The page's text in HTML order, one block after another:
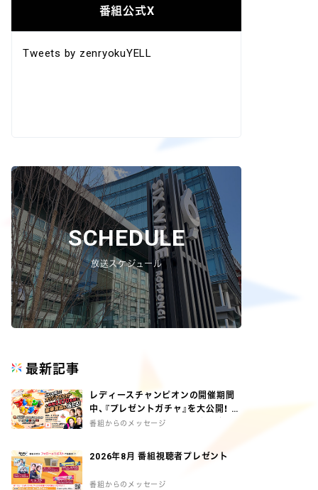
番組公式X
Tweets by zenryokuYELL
SCHEDULE
放送スケジュール
最新記事
レディースチャンピオンの開催期間
中、『プレゼントガチャ』を大公開！ ガ
チャを回して、オリジナルグッズとオ
番組からのメッセージ
2026年8月 番組視聴者プレゼント
番組からのメッセージ